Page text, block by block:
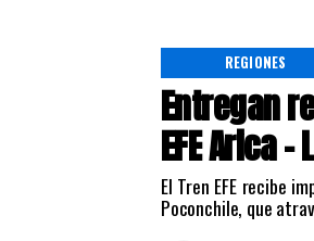
Entregan
EFE Arica -
El Tren EFE recibe
Poconchile, que
REGIONES